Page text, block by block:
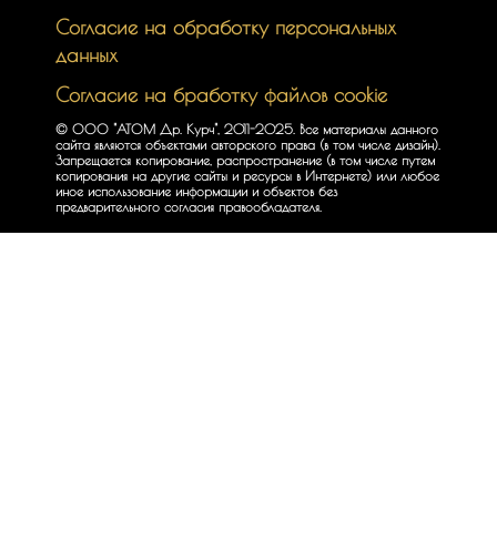
Согласие на обработку персональных
данных
Согласие на бработку файлов cookie
© ООО "АТОМ Др. Курч", 2011-2025. Все материалы данного
сайта являются объектами авторского права (в том числе дизайн).
Запрещается копирование, распространение (в том числе путем
копирования на другие сайты и ресурсы в Интернете) или любое
иное использование информации и объектов без
предварительного согласия правообладателя.